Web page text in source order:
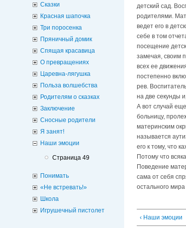
Сказки
Красная шапочка
Три поросенка
Пряничный домик
Спящая красавица
О превращениях
Царевна-лягушка
Польза волшебства
Родителям о сказках
Заключение
Сносные родители
Я занят!
Наши эмоции
Страница 49
Понимать
«Не встревать!»
Школа
Игрушечный пистолет
детский сад.
родителями.
ведет его в
себе в том
посещение
замечая, своим
всех ее
постепенно
рев.
на две секунды
А вот случай
больницу,
материнским
называется
его к тому, что
Потому что
Поведение
сама от себя
остального
‹ Наши эмоции